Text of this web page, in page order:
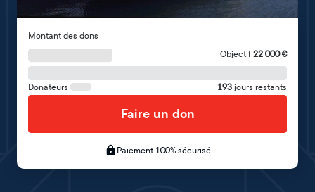
Montant des dons
Objectif 22 000€
Donateurs 193 jours restants
Faire un don
Paiement 100% sécurisé